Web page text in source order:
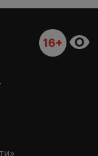
16+